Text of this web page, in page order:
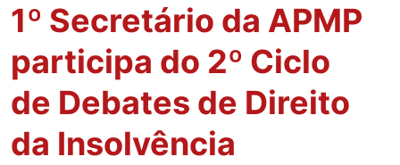
1º Secretário da APMP
participa do 2º Ciclo
de Debates de Direito
da Insolvência